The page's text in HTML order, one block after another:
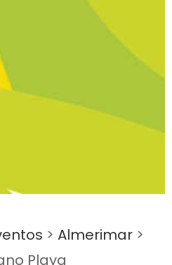
> Almerimar >
Playa